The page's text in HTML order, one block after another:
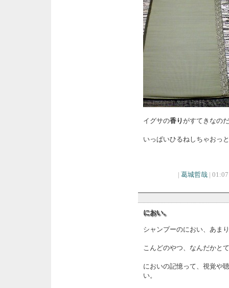
イグサの香りがすてきなの
いっぱいひるねしちゃお
| 葛城哲哉|
におい。
シャンプーのにおい、あま
こんどのやつ、なんだかと
においの記憶って、視覚や
い。